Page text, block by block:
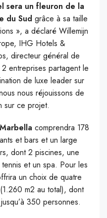
sera un fleuron de la
du Sud grâce à sa taille
», a déclaré Willemijn
IHG Hotels &
directeur général de
entreprises partagent le
de luxe leader sur
nous réjouissons de
sur ce projet.
comprendra 178
et bars et un large
dont 2 piscines, une
et un spa. Pour les
un choix de quatre
m2 au total), dont
350 personnes.